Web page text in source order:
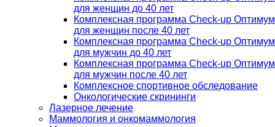
для женщин до 40 лет
Комплексная программа Check-up Оптимум
для женщин после 40 лет
Комплексная программа Check-up Оптимум
для мужчин до 40 лет
Комплексная программа Check-up Оптимум
для мужчин после 40 лет
Комплексное спортивное обследование
Онкологические скрининги
Лазерное лечение
Маммология и онкомаммология